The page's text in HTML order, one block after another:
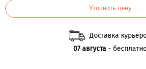
Уточнить цену
Доставка
07 августа -